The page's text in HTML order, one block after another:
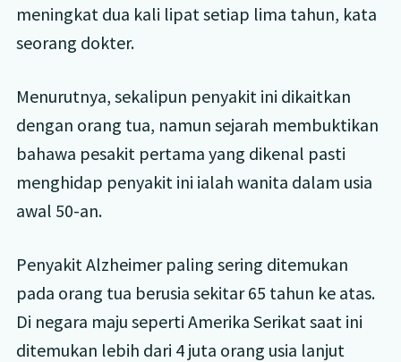
meningkat dua kali lipat setiap lima tahun, kata
seorang dokter.
Menurutnya, sekalipun penyakit ini dikaitkan
dengan orang tua, namun sejarah membuktikan
bahawa pesakit pertama yang dikenal pasti
menghidap penyakit ini ialah wanita dalam usia
awal 50-an.
Penyakit Alzheimer paling sering ditemukan
pada orang tua berusia sekitar 65 tahun ke atas.
Di negara maju seperti Amerika Serikat saat ini
ditemukan lebih dari 4 juta orang usia lanjut